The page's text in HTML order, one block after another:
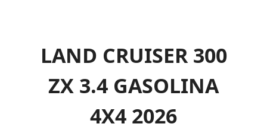
LAND CRUISER 300
ZX 3.4 GASOLINA
4X4 2026